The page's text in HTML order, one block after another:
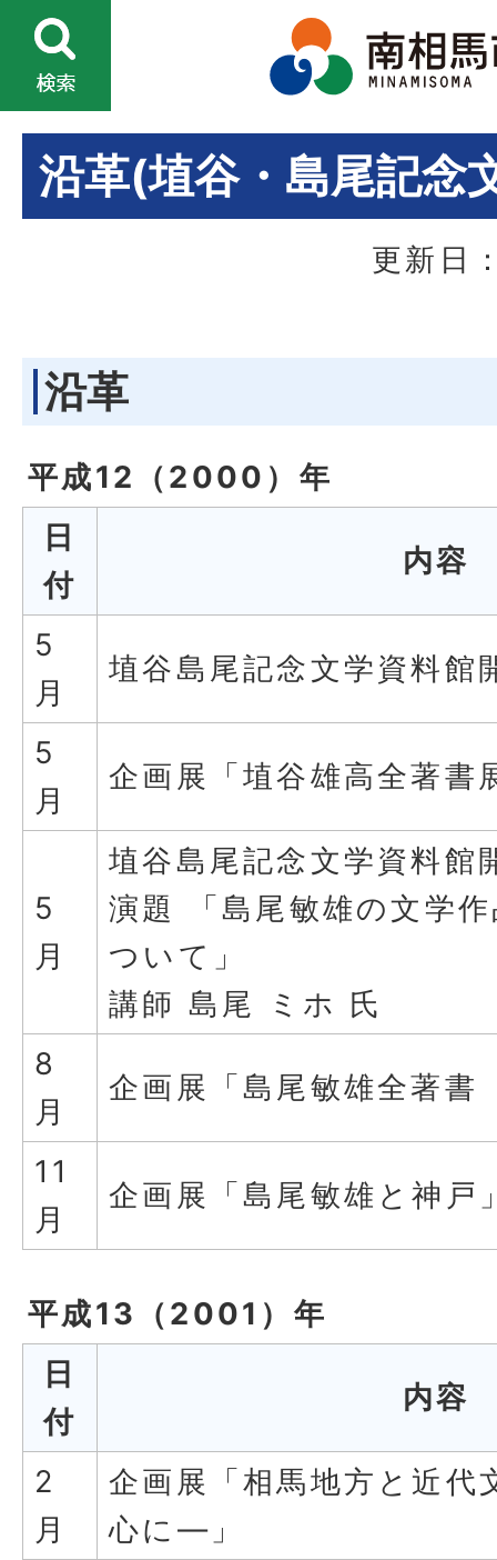
沿革(埴谷・島尾記念
更新日
沿革
平成12（2000）年
日
付
内容
5
月
埴谷島尾記念文学資料館
5
月
企画展「埴谷雄高全著書
5
月
埴谷島尾記念文学資料館
演題 「島尾敏雄の文学
ついて」
講師 島尾 ミホ 氏
8
月
企画展「島尾敏雄全著書
11
月
企画展「島尾敏雄と神戸
平成13（2001）年
日
付
内容
2
月
企画展「相馬地方と近
心に―」